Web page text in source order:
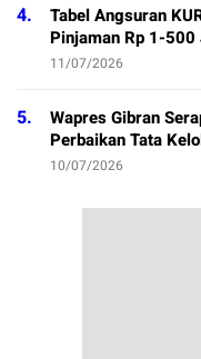
4.
Tabel Angsuran
Pinjaman Rp 1-500
11/07/2026
5.
Wapres Gibran
Perbaikan Tata
10/07/2026